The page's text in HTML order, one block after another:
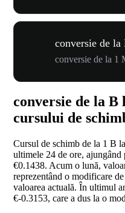
conversie de
conversie de la 1
conversie de la B
cursului de
Cursul de schimb de la 1 B
ultimele 24 de ore, ajungând
€0.1438. Acum o lună,
reprezentând o modificare de
valoarea actuală. În ultimul
€-0.3153, care a dus la o